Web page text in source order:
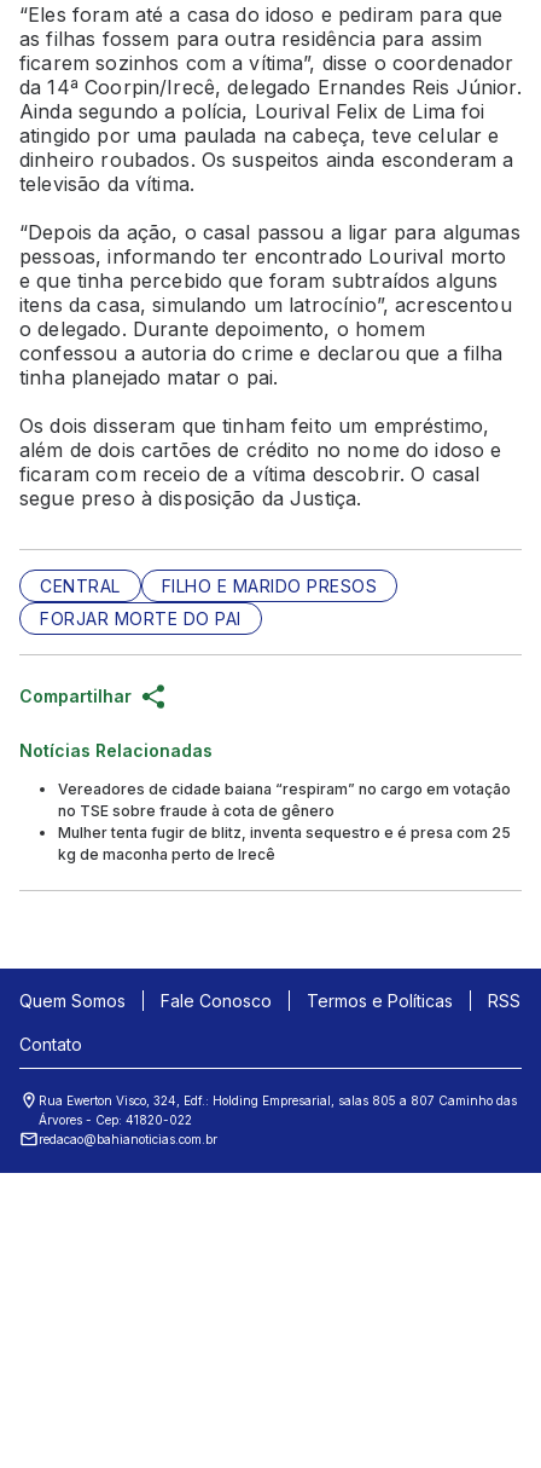
“Eles foram até a casa do idoso e pediram para que
as filhas fossem para outra residência para assim
ficarem sozinhos com a vítima”, disse o coordenador
da 14ª Coorpin/Irecê, delegado Ernandes Reis Júnior.
Ainda segundo a polícia, Lourival Felix de Lima foi
atingido por uma paulada na cabeça, teve celular e
dinheiro roubados. Os suspeitos ainda esconderam a
televisão da vítima.
“Depois da ação, o casal passou a ligar para algumas
pessoas, informando ter encontrado Lourival morto
e que tinha percebido que foram subtraídos alguns
itens da casa, simulando um latrocínio”, acrescentou
o delegado. Durante depoimento, o homem
confessou a autoria do crime e declarou que a filha
tinha planejado matar o pai.
Os dois disseram que tinham feito um empréstimo,
além de dois cartões de crédito no nome do idoso e
ficaram com receio de a vítima descobrir. O casal
segue preso à disposição da Justiça.
CENTRAL
FILHO E MARIDO PRESOS
FORJAR MORTE DO PAI
Compartilhar
Notícias Relacionadas
Vereadores de cidade baiana “respiram” no cargo em votação
no TSE sobre fraude à cota de gênero
Mulher tenta fugir de blitz, inventa sequestro e é presa com 25
kg de maconha perto de Irecê
Quem Somos Fale Conosco Termos e Políticas RSS
Contato
Rua Ewerton Visco, 324, Edf.: Holding Empresarial, salas 805 a 807 Caminho das
Árvores - Cep: 41820-022
redacao@bahianoticias.com.br